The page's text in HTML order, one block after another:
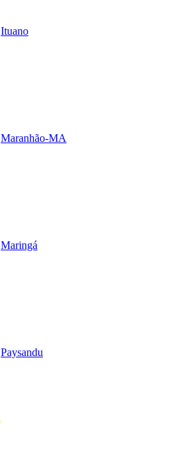
Ituano
Maranhão-MA
Maringá
Paysandu